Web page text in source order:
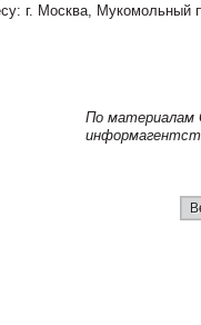
г. Москва, Мукомольный
По материалам